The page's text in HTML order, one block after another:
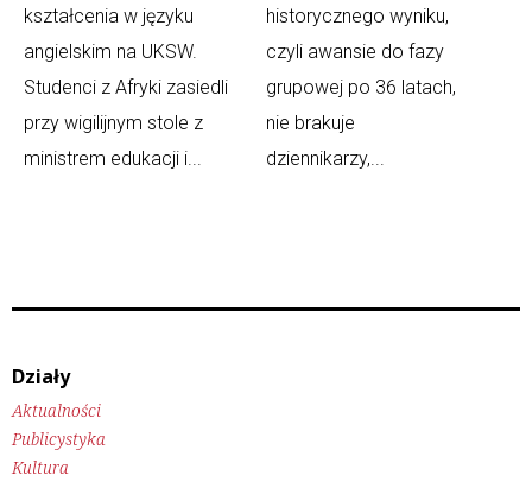
kształcenia w języku
angielskim na UKSW.
Studenci z Afryki zasiedli
przy wigilijnym stole z
ministrem edukacji i...
historycznego wyniku,
czyli awansie do fazy
grupowej po 36 latach,
nie brakuje
dziennikarzy,...
Działy
Aktualności
Publicystyka
Kultura